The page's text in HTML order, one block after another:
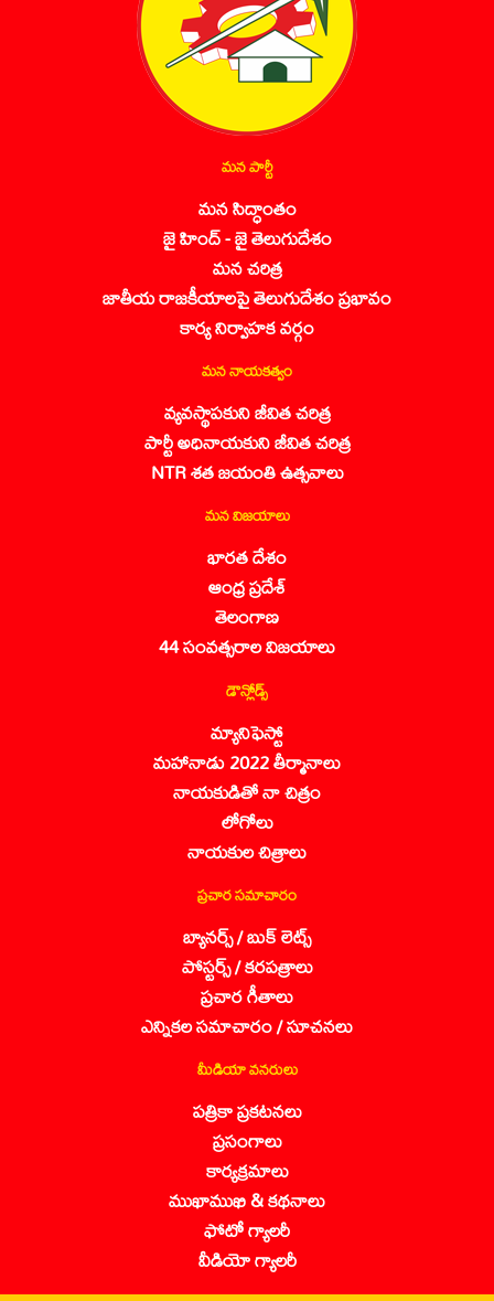
మన పార్టీ
మన సిద్ధాంతం
జై హింద్ - జై తెలుగుదేశం
మన చరిత్ర
జాతీయ రాజకీయాలపై తెలుగుదేశం ప్రభావం
కార్య నిర్వాహక వర్గం
మన నాయకత్వం
వ్యవస్థాపకుని జీవిత చరిత్ర
పార్టీ అధినాయకుని జీవిత చరిత్ర
NTR శత జయంతి ఉత్సవాలు
మన విజయాలు
భారత దేశం
ఆంధ్ర ప్రదేశ్
తెలంగాణ
44 సంవత్సరాల విజయాలు
డౌన్లోడ్స్
మ్యానిఫెస్టో
మహానాడు 2022 తీర్మానాలు
నాయకుడితో నా చిత్రం
లోగోలు
నాయకుల చిత్రాలు
ప్రచార సమాచారం
బ్యానర్స్ / బుక్ లెట్స్
పోస్టర్స్ / కరపత్రాలు
ప్రచార గీతాలు
ఎన్నికల సమాచారం / సూచనలు
మీడియా వనరులు
పత్రికా ప్రకటనలు
ప్రసంగాలు
కార్యక్రమాలు
ముఖాముఖి & కథనాలు
ఫోటో గ్యాలరీ
వీడియో గ్యాలరీ